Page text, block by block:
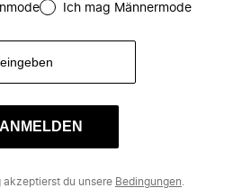
Ich mag Männermode
ANMELDEN
akzeptierst du unsere Bedingungen